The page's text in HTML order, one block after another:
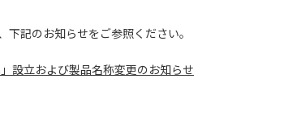
記のお知らせをご参照ください。
設立および製品名称変更のお知らせ